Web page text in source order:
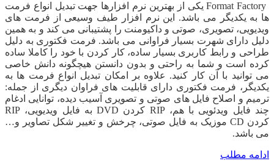
یکی از بهترین نرم افزارها جهت تبدیل انواع فرمت
ها به یکدیگر می باشد. این نرم افزار طیف وسیعی از فرمت های
ویدیویی، تصویری، صوتی و داکیومنت را پشتیبانی می کند و به همین
دلیل دارای شهرت بسیار فراوانی می باشد. فرمت فکتوری به دلیل
طراحی و رابط کاربری بسیار ساده، کار کردن با خود را کاملا ساده
کرده است و شما به راحتی و بدون دانستن هیچگونه دانش خاصی
می توانید با آن کار کنید. علاوه بر امکان تبدیل انواع فرمت ها به
یکدیگر، فرمت فکتوری دارای قابلیت های فراوان دیگری از جمله:
ترمیم و اصلاح فایل های صوتی و تصویری آسیب دیده، توانایی ادغام
چند فایل ویدئویی با هم، RIP کردن DVD به فایل ویدیویی، RIP
کردن CD موزیک به فایل صوتی، چرخش و تغییر شکل تصاویر و…
می باشد.
ادامه مطلب